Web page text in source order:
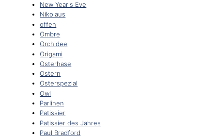
New Year's Eve
Nikolaus
offen
Ombre
Orchidee
Origami
Osterhase
Ostern
Osterspezial
Owl
Parlinen
Patissier
Patissier des Jahres
Paul Bradford